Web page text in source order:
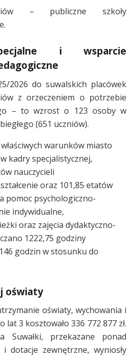
– publiczne szkoły
i wsparcie
2026 do suwalskich placówek
z orzeczeniem o potrzebie
– to wzrost o 123 osoby w
(651 uczniów).
warunków miasto
kadry specjalistycznej,
nauczycieli
oraz 101,85 etatów
pomoc psychologiczno-
indywidualne,
oraz zajęcia dydaktyczno-
1222,75 godziny
godzin w stosunku do
oświaty
oświaty, wychowania i
3 kosztowało 336 772 877 zł.
Suwałki, przekazane ponad
dotacje zewnętrzne, wyniosły